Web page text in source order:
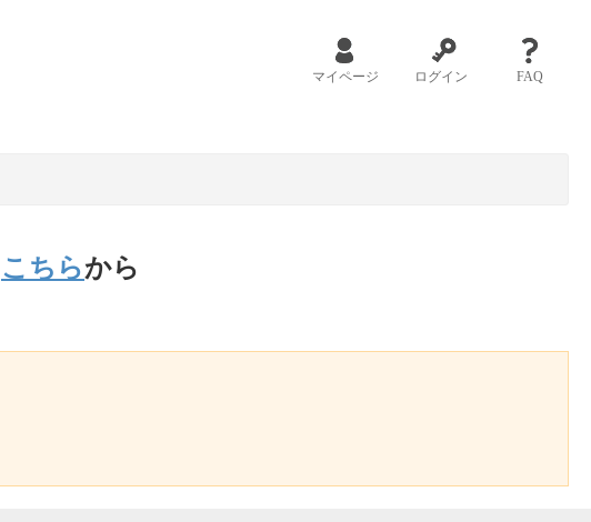
マイページ ログイン FAQ
こちらから